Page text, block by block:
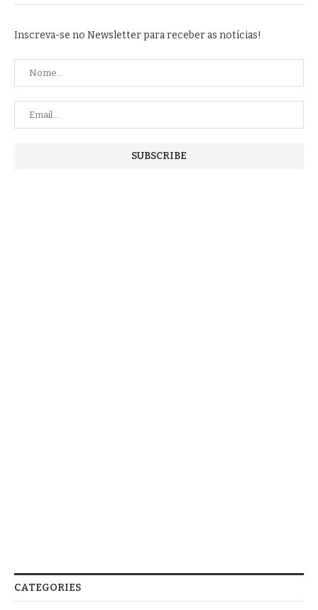
Inscreva-se no Newsletter para receber as notícias!
CATEGORIES